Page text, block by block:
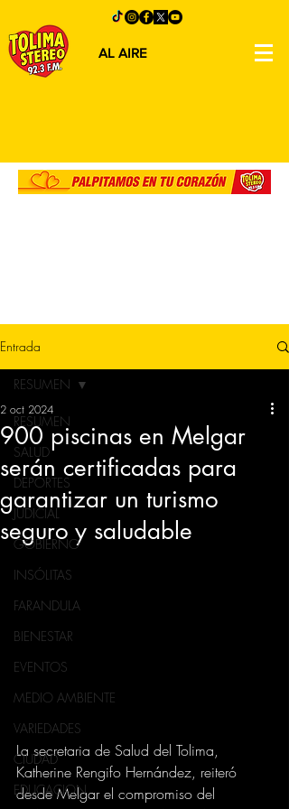
AL AIRE
Entrada
RESUMEN
SALUD
DEPORTES
JUDICIAL
GOBIERNO
INSÓLITAS
FARANDULA
BIENESTAR
EVENTOS
MEDIO AMBIENTE
VARIEDADES
CIUDAD
EDUCACION
RESUMEN
900 piscinas en Melgar
serán certificadas para
garantizar un turismo
seguro y saludable
2 oct 2024
La secretaria de Salud del Tolima,
Katherine Rengifo Hernández, reiteró
desde Melgar el compromiso del